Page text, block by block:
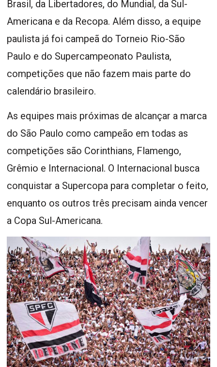
Brasil, da Libertadores, do Mundial, da Sul-
Americana e da Recopa. Além disso, a equipe
paulista já foi campeã do Torneio Rio-São
Paulo e do Supercampeonato Paulista,
competições que não fazem mais parte do
calendário brasileiro.
As equipes mais próximas de alcançar a marca
do São Paulo como campeão em todas as
competições são Corinthians, Flamengo,
Grêmio e Internacional. O Internacional busca
conquistar a Supercopa para completar o feito,
enquanto os outros três precisam ainda vencer
a Copa Sul-Americana.